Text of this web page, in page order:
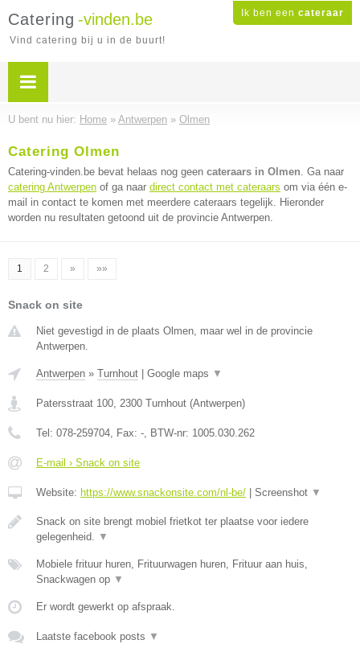
Ik ben een cateraar
Catering -vinden.be
Vind catering bij u in de buurt!
U bent nu hier: Home » Antwerpen » Olmen
Catering Olmen
Catering-vinden.be bevat helaas nog geen cateraars in Olmen. Ga naar
catering Antwerpen of ga naar direct contact met cateraars om via één e-
mail in contact te komen met meerdere cateraars tegelijk. Hieronder
worden nu resultaten getoond uit de provincie Antwerpen.
1 2 » »»
Snack on site
Niet gevestigd in de plaats Olmen, maar wel in de provincie
Antwerpen.
Antwerpen » Turnhout Google maps ▼
Patersstraat 100, 2300 Turnhout (Antwerpen)
Tel: 078-259704, Fax: -, BTW-nr: 1005.030.262
E-mail › Snack on site
Website: https://www.snackonsite.com/nl-be/ Screenshot ▼
Snack on site brengt mobiel frietkot ter plaatse voor iedere
gelegenheid. ▼
Mobiele frituur huren, Frituurwagen huren, Frituur aan huis,
Snackwagen op ▼
Er wordt gewerkt op afspraak.
Laatste facebook posts ▼